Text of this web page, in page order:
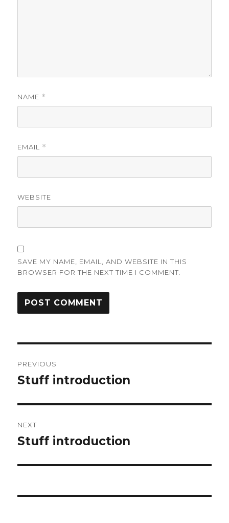
NAME *
EMAIL *
WEBSITE
SAVE MY NAME, EMAIL, AND WEBSITE IN THIS
BROWSER FOR THE NEXT TIME I COMMENT.
navigation
PREVIOUS
Previous
Stuff introduction
NEXT
Next
Stuff introduction